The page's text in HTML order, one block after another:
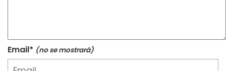
Email* (no se mostrará)